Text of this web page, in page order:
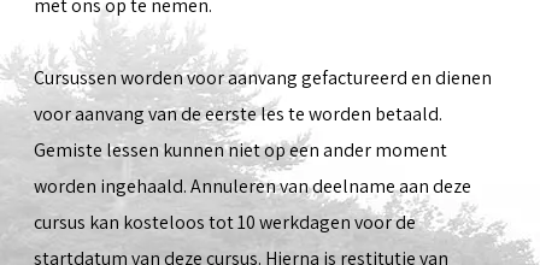
met ons op te nemen.
Cursussen worden voor aanvang gefactureerd en dienen
voor aanvang van de eerste les te worden betaald.
Gemiste lessen kunnen niet op een ander moment
worden ingehaald. Annuleren van deelname aan deze
cursus kan kosteloos tot 10 werkdagen voor de
startdatum van deze cursus. Hierna is restitutie van